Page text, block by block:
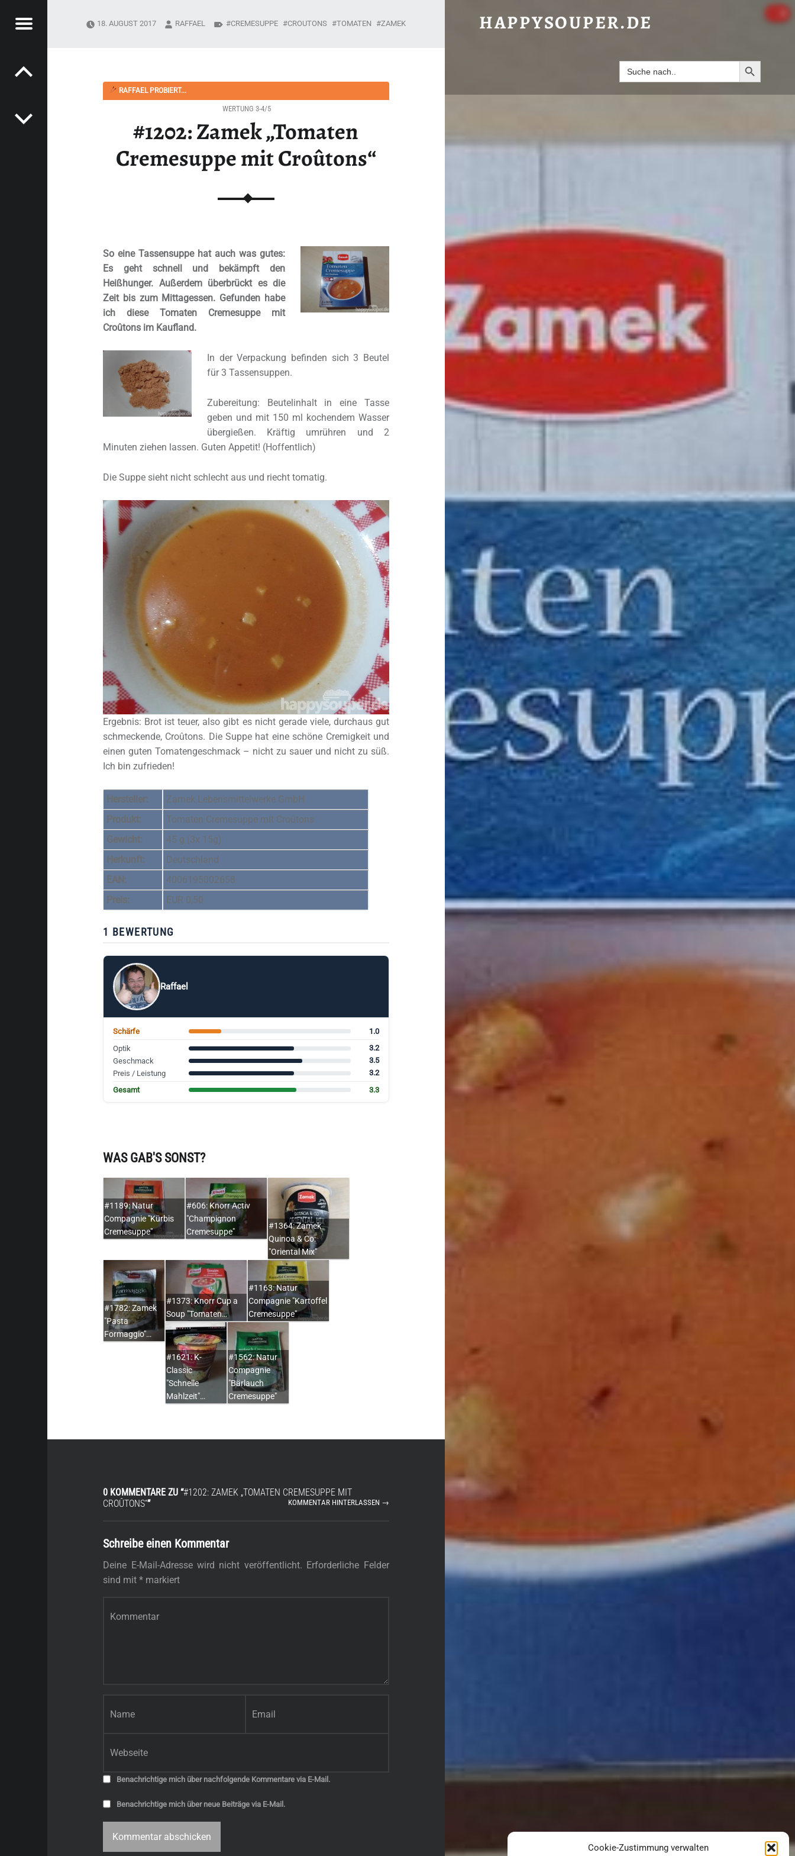
Cookie-Zustimmung verwalten
HAPPYSOUPER.DE
Menü
Search
for:
Search
RAFFAEL PROBIERT...
#1202: Zamek „Tomaten
Cremesuppe mit Croûtons“
WERTUNG 3-4/5
So eine Tassensuppe hat auch was gutes:
Es geht schnell und bekämpft den
Heißhunger. Außerdem überbrückt es die
Zeit bis zum Mittagessen. Gefunden habe
ich diese Tomaten Cremesuppe mit
Croûtons im Kaufland.
In der Verpackung befinden sich 3 Beutel
für 3 Tassensuppen.
Zubereitung: Beutelinhalt in eine Tasse
geben und mit 150 ml kochendem Wasser
übergießen. Kräftig umrühren und 2
Minuten ziehen lassen. Guten Appetit! (Hoffentlich)
Die Suppe sieht nicht schlecht aus und riecht tomatig.
Ergebnis: Brot ist teuer, also gibt es nicht gerade viele, durchaus gut
schmeckende, Croûtons. Die Suppe hat eine schöne Cremigkeit und
einen guten Tomatengeschmack – nicht zu sauer und nicht zu süß.
Ich bin zufrieden!
Hersteller:
Zamek Lebensmittelwerke GmbH
Produkt:
Tomaten Cremesuppe mit Croûtons
Gewicht:
45 g (3x 15g)
Herkunft:
Deutschland
EAN:
4006195002658
Preis:
EUR 0,50
1 BEWERTUNG
Raffael
Schärfe
1.0
Optik
3.2
Geschmack
3.5
Preis / Leistung
3.2
Gesamt
3.3
WAS GAB'S SONST?
#1189: Natur
Compagnie "Kürbis
Cremesuppe"
#606: Knorr Activ
"Champignon
Cremesuppe"
#1364: Zamek
Quinoa & Co:
"Oriental Mix"
#1782: Zamek
"Pasta
Formaggio"…
#1373: Knorr Cup a
Soup "Tomaten…
#1163: Natur
Compagnie "Kartoffel
Cremesuppe"
#1621: K-
Classic
"Schnelle
Mahlzeit"…
#1562: Natur
Compagnie
"Bärlauch
Cremesuppe"
18. AUGUST 2017 RAFFAEL CREMESUPPE CROUTONS TOMATEN ZAMEK
0 KOMMENTARE ZU “#1202: ZAMEK „TOMATEN CREMESUPPE MIT
CROÛTONS“” KOMMENTAR HINTERLASSEN →
Schreibe einen Kommentar
Deine E-Mail-Adresse wird nicht veröffentlicht. Erforderliche Felder
sind mit* markiert
Benachrichtige mich über nachfolgende Kommentare via E-Mail.
Benachrichtige mich über neue Beiträge via E-Mail.